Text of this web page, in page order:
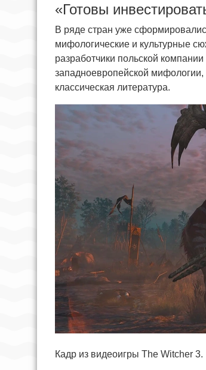
«Готовы
В ряде стран уже
мифологические и культурные
разработчики польской
западноевропейской мифологии,
классическая литература.
Кадр из видеоигры The Witcher 3.